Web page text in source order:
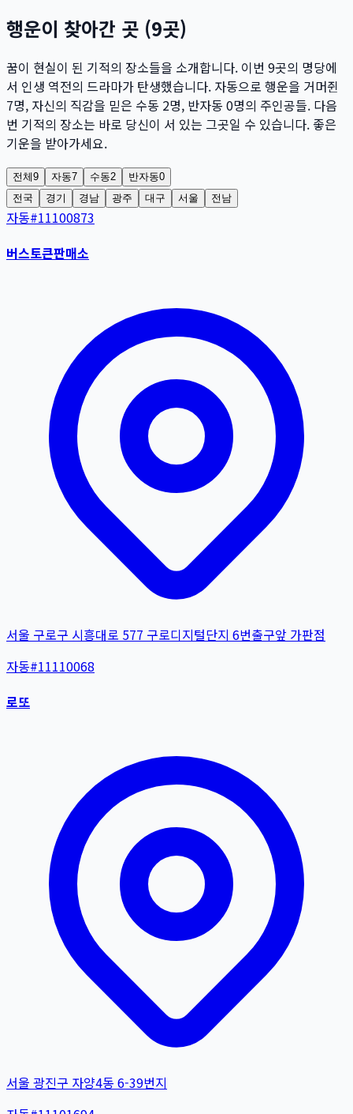
행운이 찾아간 곳 (9곳)
꿈이 현실이 된 기적의 장소들을 소개합니다. 이번 9곳의 명당에
서 인생 역전의 드라마가 탄생했습니다. 자동으로 행운을 거머쥔
7명, 자신의 직감을 믿은 수동 2명, 반자동 0명의 주인공들. 다음
번 기적의 장소는 바로 당신이 서 있는 그곳일 수 있습니다. 좋은
기운을 받아가세요.
전체9 자동7 수동2 반자동0
전국
경기 경남 광주 대구 서울 전남
자동#11100873
버스토큰판매소
서울 구로구 시흥대로 577 구로디지털단지 6번출구앞 가판점
자동#11110068
로또
서울 광진구 자양4동 6-39번지